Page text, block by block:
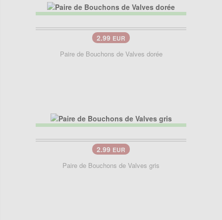
2.99 EUR
Paire de Bouchons de Valves dorée
2.99 EUR
Paire de Bouchons de Valves gris